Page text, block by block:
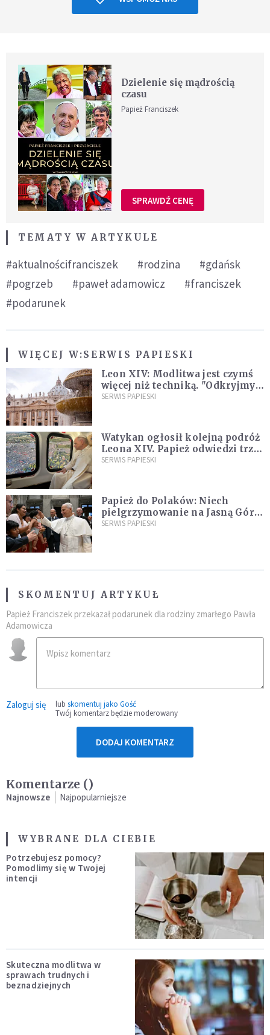
Dzielenie się mądrością
czasu
Papież Franciszek
SPRAWDŹ CENĘ
TEMATY W ARTYKULE
#aktualnościfranciszek #rodzina
#gdańsk
#pogrzeb
#paweł adamowicz
#franciszek
#podarunek
WIĘCEJ W:SERWIS PAPIESKI
Leon XIV: Modlitwa jest czymś
więcej niż techniką. "Odkryjmy
ją na nowo"
SERWIS PAPIESKI
Watykan ogłosił kolejną podróż
Leona XIV. Papież odwiedzi trzy
kraje Ameryki Południowej
SERWIS PAPIESKI
Papież do Polaków: Niech
pielgrzymowanie na Jasną Górę
umocni wiarę i nadzieję
SERWIS PAPIESKI
SKOMENTUJ ARTYKUŁ
Papież Franciszek przekazał podarunek dla rodziny zmarłego Pawła
Adamowicza
Zaloguj się lub skomentuj jako Gość
Twój komentarz będzie moderowany
DODAJ KOMENTARZ
Komentarze ()
Najnowsze Najpopularniejsze
WYBRANE DLA CIEBIE
Potrzebujesz pomocy?
Pomodlimy się w Twojej
intencji
Skuteczna modlitwa w
sprawach trudnych i
beznadziejnych